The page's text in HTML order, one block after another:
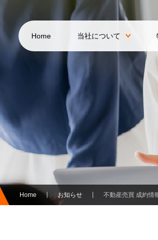
Home 当社について
Home お知らせ 不動産売買 成約情